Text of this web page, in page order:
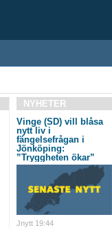
NYHETER
Vinge (SD) vill blåsa
nytt liv i
fängelsefrågan i
Jönköping:
”Tryggheten ökar”
Jnytt 19:44